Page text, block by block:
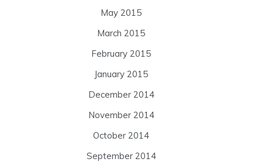
May 2015
March 2015
February 2015
January 2015
December 2014
November 2014
October 2014
September 2014